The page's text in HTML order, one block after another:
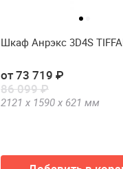
Шкаф Анрэкс 3D4S
от 73 719 ₽
86 099 ₽
2121 х 1590 х 621 мм